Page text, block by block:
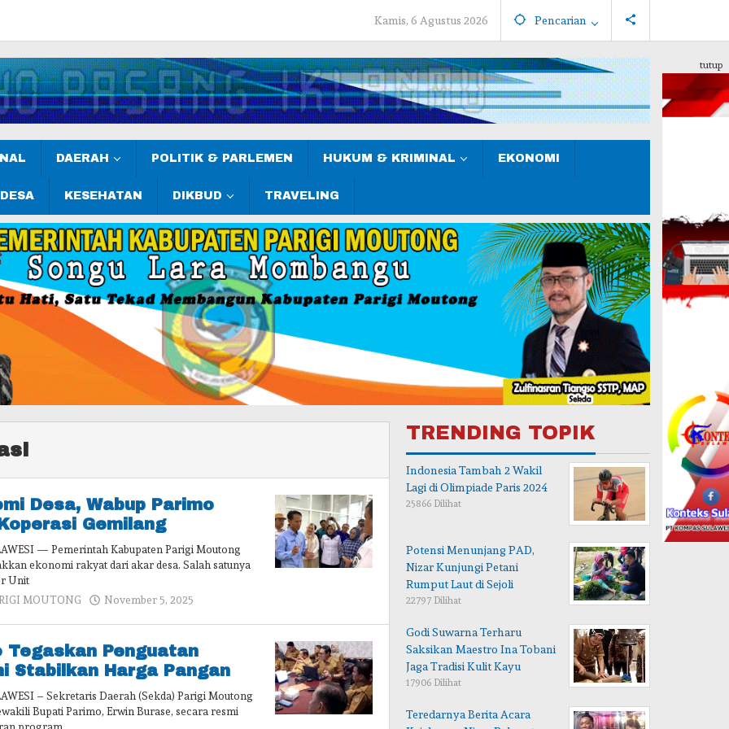
Kamis, 6 Agustus 2026 Pencarian
DAERAH POLITIK & PARLEMEN HUKUM & KRIMINAL EKONOMI
KESEHATAN DIKBUD TRAVELING
tutup
Desa, Wabup Parimo
Gemilang
— Pemerintah Kabupaten Parigi Moutong
ekonomi rakyat dari akar desa. Salah satunya
Unit
MOUTONG November 5, 2025
Tegaskan Penguatan
Stabilkan Harga Pangan
– Sekretaris Daerah (Sekda) Parigi Moutong
Bupati Parimo, Erwin Burase, secara resmi
TRENDING TOPIK
Indonesia Tambah 2 Wakil
Lagi di Olimpiade Paris 2024
25866 Dilihat
Potensi Menunjang PAD,
Nizar Kunjungi Petani
Rumput Laut di Sejoli
22797 Dilihat
Godi Suwarna Terharu
Saksikan Maestro Ina Tobani
Jaga Tradisi Kulit Kayu
17906 Dilihat
Teredarnya Berita Acara